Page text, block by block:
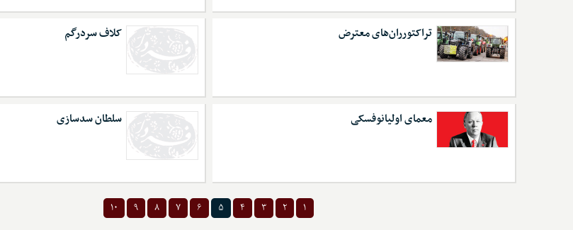
تراکتورران‌های معترض کلاف سردرگم
معمای اولیانوفسکی سلطان سدسازی
۱ ۲ ۳ ۴ ۵ ۶ ۷ ۸ ۹ ۱۰